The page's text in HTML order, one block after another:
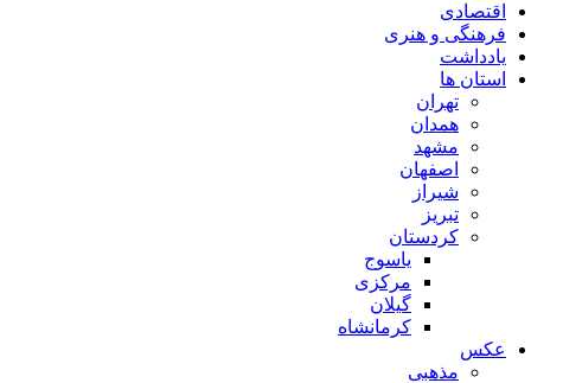
اقتصادی
فرهنگی و هنری
یادداشت
استان ها
تهران
همدان
مشهد
اصفهان
شیراز
تبریز
کردستان
یاسوج
مرکزی
گیلان
کرمانشاه
عکس
مذهبی